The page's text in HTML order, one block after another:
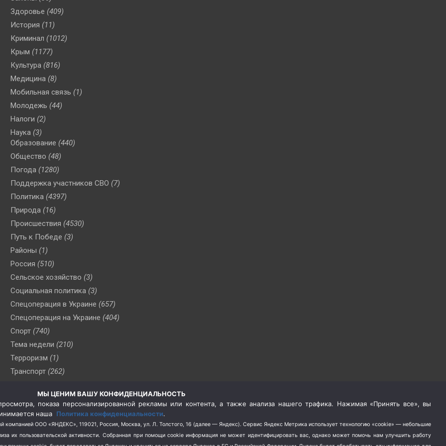
Здоровье (409)
История (11)
Криминал (1012)
Крым (1177)
Культура (816)
Медицина (8)
Мобильная связь (1)
Молодежь (44)
Налоги (2)
Наука (3)
Образование (440)
Общество (48)
Погода (1280)
Поддержка участников СВО (7)
Политика (4397)
Природа (16)
Происшествия (4530)
Путь к Победе (3)
Районы (1)
Россия (510)
Сельское хозяйство (3)
Социальная политика (3)
Спецоперация в Украине (657)
Спецоперация на Украине (404)
Спорт (740)
Тема недели (210)
Терроризм (1)
Транспорт (262)
(76)
Цены (2)
Школа и спорт (2)
Экология (8)
МЫ ЦЕНИМ ВАШУ КОНФИДЕНЦИАЛЬНОСТЬ
показа персонализированной рекламы или контента, а также анализа нашего трафика. Нажимая «Принять все», вы
наша Политика конфиденциальности.
компанией ООО «ЯНДЕКС», 119021, Россия, Москва, ул. Л. Толстого, 16 (далее — Яндекс). Сервис Яндекс Метрика использует технологию «cookie» — небольшие
их пользовательской активности. Собранная при помощи cookie информация не может идентифицировать вас, однако может помочь нам улучшить работу